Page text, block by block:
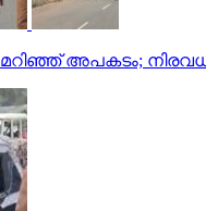
അപകടം;